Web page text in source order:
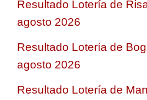
Sinuano Noche
Resultado Lotería de
agosto 2026
Resultado Lotería de
agosto 2026
Resultado Lotería de